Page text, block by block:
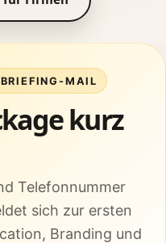
MAIL
kurz
Telefonnummer
sich zur ersten
Branding und